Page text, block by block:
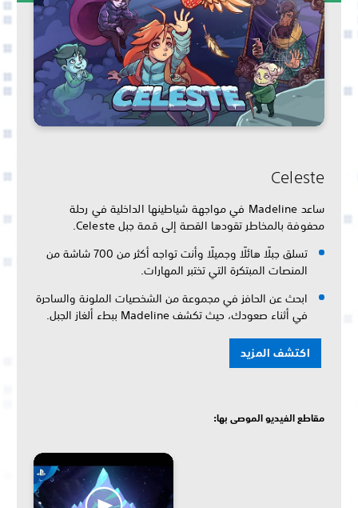
Celeste
ساعد Madeline في مواجهة شياطينها الداخلية في رحلة
محفوفة بالمخاطر تقودها القصة إلى قمة جبل Celeste.
تسلق جبلًا هائلًا وجميلًا وأنت تواجه أكثر من 700 شاشة من
المنصات المبتكرة التي تختبر المهارات.
ابحث عن الحافز في مجموعة من الشخصيات الملونة والساحرة
في أثناء صعودك، حيث تكشف Madeline ببطء ألغاز الجبل.
اكتشف المزيد
مقاطع الفيديو الموصى بها: